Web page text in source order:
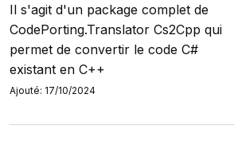
Il s'agit d'un package complet de
CodePorting.Translator Cs2Cpp qui
permet de convertir le code C#
existant en C++
Ajouté: 17/10/2024